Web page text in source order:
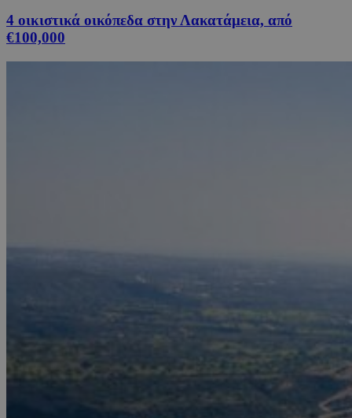
4 οικιστικά οικόπεδα στην Λακατάμεια, από
€100,000